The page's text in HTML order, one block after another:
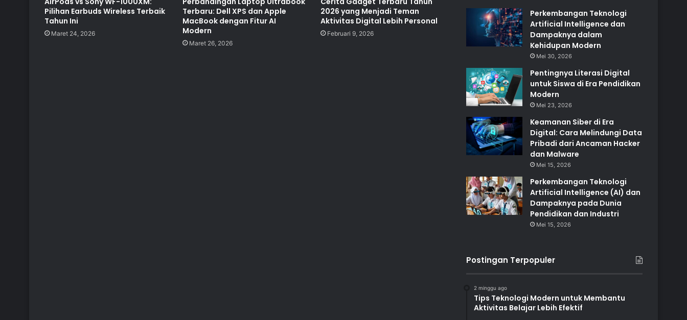
Pilihan Earbuds Wireless Terbaik
Tahun Ini
Maret 24, 2026
Terbaru: Dell XPS dan Apple
MacBook dengan Fitur AI
Modern
Maret 26, 2026
2026 yang Menjadi Teman
Aktivitas Digital Lebih Personal
Februari 9, 2026
Perkembangan Teknologi
Artificial Intelligence dan
Dampaknya dalam
Kehidupan Modern
Mei 30, 2026
Pentingnya Literasi Digital
untuk Siswa di Era Pendidikan
Modern
Mei 23, 2026
Keamanan Siber di Era
Digital: Cara Melindungi Data
Pribadi dari Ancaman Hacker
dan Malware
Mei 15, 2026
Perkembangan Teknologi
Artificial Intelligence (AI) dan
Dampaknya pada Dunia
Pendidikan dan Industri
Mei 15, 2026
Postingan Terpopuler
2 minggu ago
Tips Teknologi Modern untuk Membantu
Aktivitas Belajar Lebih Efektif